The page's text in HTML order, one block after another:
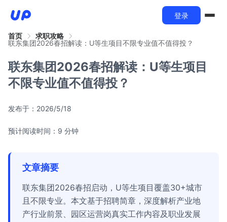
登录
首页
求职攻略
联东集团2026春招解读：U等生项目不限专业值不值得投？
联东集团2026春招解读：U等生项目
不限专业值不值得投？
发布于： 2026/5/18
预计阅读时间：9 分钟
文章摘要
联东集团2026春招启动，U等生项目覆盖30+城市
且不限专业。本文基于招聘简章，深度解析产业地
产行业前景、园区运营岗真实工作内容及职业发展